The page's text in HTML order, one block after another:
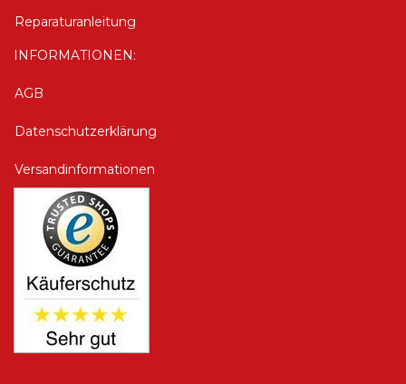
Reparaturanleitung
INFORMATIONEN:
AGB
Datenschutzerklärung
Versandinformationen